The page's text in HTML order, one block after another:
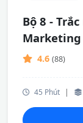
Bộ 8 -
Marketing
4.6 (88)
45 Phút |